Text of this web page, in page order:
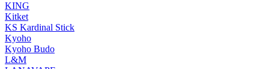
KING
Kitket
KS Kardinal Stick
Kyoho
Kyoho Budo
L&M